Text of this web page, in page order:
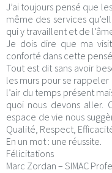
J’ai toujours pensé que
même des services
qui y travaillent et de
Je dois dire que ma
conforté dans cette
Tout est dit sans avoir
les murs pour se rappeler
l’air du temps présent
quoi nous devons aller.
espace de vie nous
Qualité, Respect,
En un mot : une réussite.
Félicitations
Marc Zordan – SIMAC